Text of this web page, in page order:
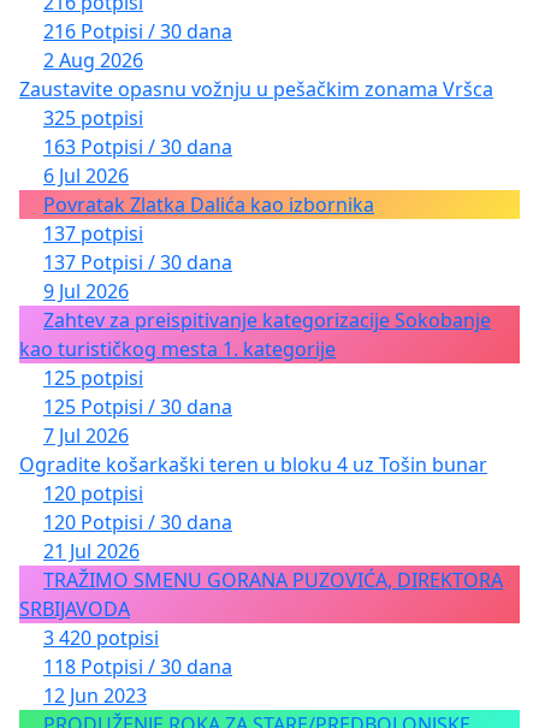
216 Potpisi / 30 dana
2 Aug 2026
Zaustavite opasnu vožnju u pešačkim zonama Vršca
325 potpisi
163 Potpisi / 30 dana
6 Jul 2026
Povratak Zlatka Dalića kao izbornika
137 potpisi
137 Potpisi / 30 dana
9 Jul 2026
Zahtev za preispitivanje kategorizacije Sokobanje
kao turističkog mesta 1. kategorije
125 potpisi
125 Potpisi / 30 dana
7 Jul 2026
Ogradite košarkaški teren u bloku 4 uz Tošin bunar
120 potpisi
120 Potpisi / 30 dana
21 Jul 2026
TRAŽIMO SMENU GORANA PUZOVIĆA, DIREKTORA
SRBIJAVODA
3 420 potpisi
118 Potpisi / 30 dana
12 Jun 2023